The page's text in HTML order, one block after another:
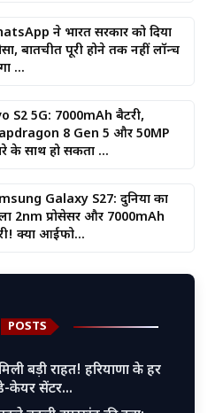
ने भारत सरकार को दिया
बातचीत पूरी होने तक नहीं लॉन्च
...
S2 5G: 7000mAh बैटरी,
8 Gen 5 और 50MP
के साथ हो सकता ...
Galaxy S27: दुनिया का
2nm प्रोसेसर और 7000mAh
क्या आईफो...
POSTS
बड़ी राहत! हरियाणा के हर
केयर सेंटर…